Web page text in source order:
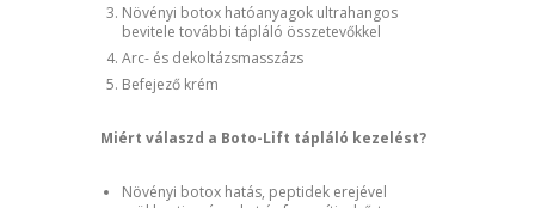
Növényi botox hatóanyagok ultrahangos
bevitele további tápláló összetevőkkel
Arc- és dekoltázsmasszázs
Befejező krém
Miért válaszd a Boto-Lift tápláló kezelést?
Növényi botox hatás, peptidek erejével